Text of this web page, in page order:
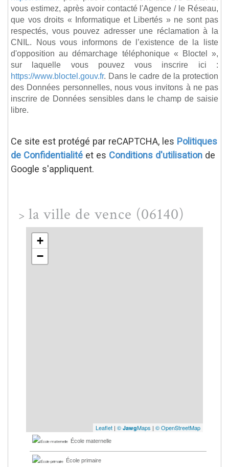
vous estimez, après avoir contacté l'Agence / le Réseau,
que vos droits « Informatique et Libertés » ne sont pas
respectés, vous pouvez adresser une réclamation à la
CNIL. Nous vous informons de l’existence de la liste
d'opposition au démarchage téléphonique « Bloctel »,
sur laquelle vous pouvez vous inscrire ici :
https://www.bloctel.gouv.fr. Dans le cadre de la protection
des Données personnelles, nous vous invitons à ne pas
inscrire de Données sensibles dans le champ de saisie
libre.
Ce site est protégé par reCAPTCHA, les Politiques
de Confidentialité et es Conditions d'utilisation de
Google s'appliquent.
> la ville de vence (06140)
+
−
Leaflet | © JawgMaps | © OpenStreetMap
École maternelle
École primaire